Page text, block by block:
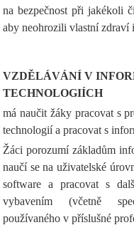
na bezpečnost při jakékoli
aby neohrozili vlastní zdraví
VZDĚLÁVÁNÍ V
TECHNOLOGIÍCH
má naučit žáky pracovat s
technologií a pracovat s
Žáci porozumí základům
naučí se na uživatelské
software a pracovat s
vybavením (včetně
používaného v příslušné